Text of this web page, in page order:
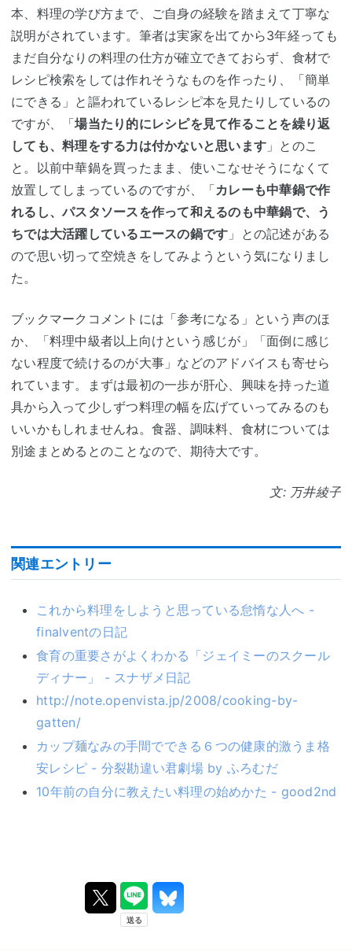
本、料理の学び方まで、ご自身の経験を踏まえて丁寧な
説明がされています。筆者は実家を出てから3年経っても
まだ自分なりの料理の仕方が確立できておらず、食材で
レシピ検索をしては作れそうなものを作ったり、「簡単
にできる」と謳われているレシピ本を見たりしているの
ですが、「場当たり的にレシピを見て作ることを繰り返
しても、料理をする力は付かないと思います 」とのこ
と。以前中華鍋を買ったまま、使いこなせそうになくて
放置してしまっているのですが、「カレーも中華鍋で作
れるし、パスタソースを作って和えるのも中華鍋で、う
ちでは大活躍しているエースの鍋です 」との記述がある
ので思い切って空焼きをしてみようという気になりまし
た。
ブックマークコメントには「参考になる」という声のほ
か、「料理中級者以上向けという感じが」「面倒に感じ
ない程度で続けるのが大事」などのアドバイスも寄せら
れています。まずは最初の一歩が肝心、興味を持った道
具から入って少しずつ料理の幅を広げていってみるのも
いいかもしれませんね。食器、調味料、食材については
別途まとめるとのことなので、期待大です。
文: 万井綾子
関連エントリー
これから料理をしようと思っている怠惰な人へ -
finalventの日記
食育の重要さがよくわかる「ジェイミーのスクール
ディナー」 - スナザメ日記
http://note.openvista.jp/2008/cooking-by-
gatten/
カップ麺なみの手間でできる６つの健康的激うま格
安レシピ - 分裂勘違い君劇場 by ふろむだ
10年前の自分に教えたい料理の始めかた - good2nd